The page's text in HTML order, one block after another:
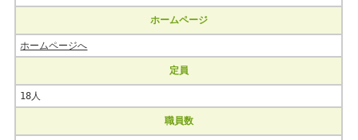
ホームページ
ホームページへ
定員
18人
職員数